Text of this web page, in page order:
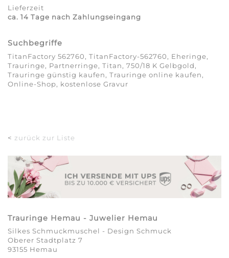
Lieferzeit
ca. 14 Tage nach Zahlungseingang
Suchbegriffe
TitanFactory 562760, TitanFactory-562760, Eheringe,
Trauringe, Partnerringe, Titan, 750/18 K Gelbgold,
Trauringe günstig kaufen, Trauringe online kaufen,
Online-Shop, kostenlose Gravur
< zurück zur Liste
Trauringe Hemau - Juwelier Hemau
Silkes Schmuckmuschel - Design Schmuck
Oberer Stadtplatz 7
93155 Hemau